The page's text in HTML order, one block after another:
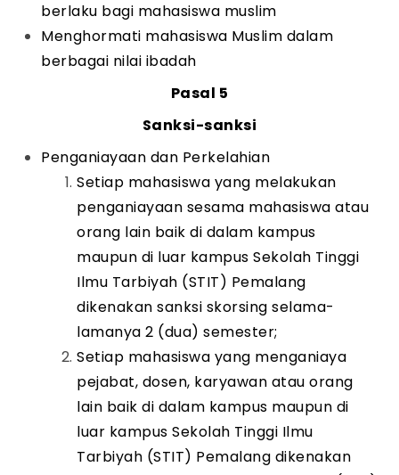
berlaku bagi mahasiswa muslim
Menghormati mahasiswa Muslim dalam
berbagai nilai ibadah
Pasal 5
Sanksi-sanksi
Penganiayaan dan Perkelahian
Setiap mahasiswa yang melakukan
penganiayaan sesama mahasiswa atau
orang lain baik di dalam kampus
maupun di luar kampus Sekolah Tinggi
Ilmu Tarbiyah (STIT) Pemalang
dikenakan sanksi skorsing selama-
lamanya 2 (dua) semester;
Setiap mahasiswa yang menganiaya
pejabat, dosen, karyawan atau orang
lain baik di dalam kampus maupun di
luar kampus Sekolah Tinggi Ilmu
Tarbiyah (STIT) Pemalang dikenakan